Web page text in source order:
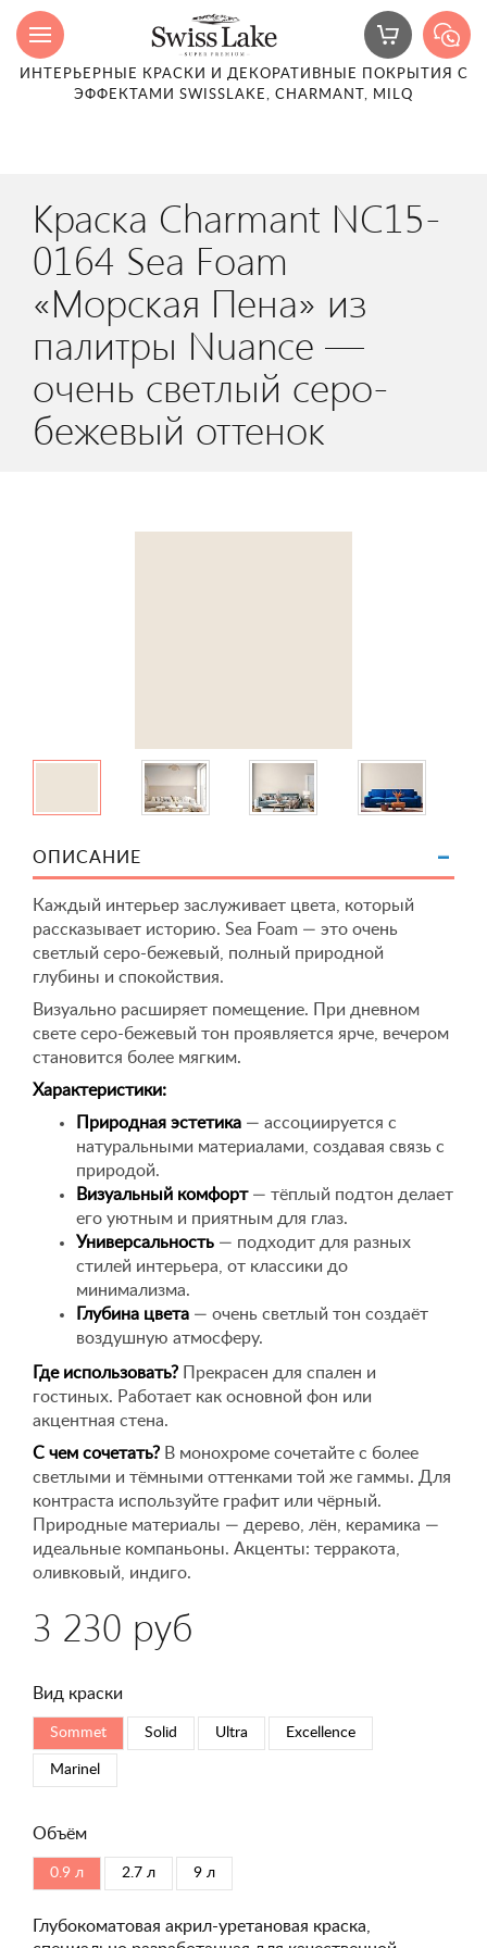
ИНТЕРЬЕРНЫЕ КРАСКИ И ДЕКОРАТИВНЫЕ ПОКРЫТИЯ С
ЭФФЕКТАМИ SWISSLAKE, CHARMANT, MILQ
Краска Charmant NC15-
0164 Sea Foam
«Морская Пена» из
палитры Nuance —
очень светлый серо-
бежевый оттенок
ОПИСАНИЕ
Каждый интерьер заслуживает цвета, который
рассказывает историю. Sea ​​Foam — это очень
светлый серо-бежевый, полный природной
глубины и спокойствия.
Визуально расширяет помещение. При дневном
свете серо-бежевый тон проявляется ярче, вечером
становится более мягким.
Характеристики:
Природная эстетика — ассоциируется с
натуральными материалами, создавая связь с
природой.
Визуальный комфорт— тёплый подтон делает
его уютным и приятным для глаз.
Универсальность — подходит для разных
стилей интерьера, от классики до
минимализма.
Глубина цвета — очень светлый тон создаёт
воздушную атмосферу.
Где использовать? Прекрасен для спален и
гостиных. Работает как основной фон или
акцентная стена.
С чем сочетать? В монохроме сочетайте с более
светлыми и тёмными оттенками той же гаммы. Для
контраста используйте графит или чёрный.
Природные материалы — дерево, лён, керамика —
идеальные компаньоны. Акценты: терракота,
оливковый, индиго.
3 230 руб
Вид краски
Sommet Solid Ultra Excellence
Marinel
Объём
0.9 л 2.7 л 9 л
Глубокоматовая акрил-уретановая краска,